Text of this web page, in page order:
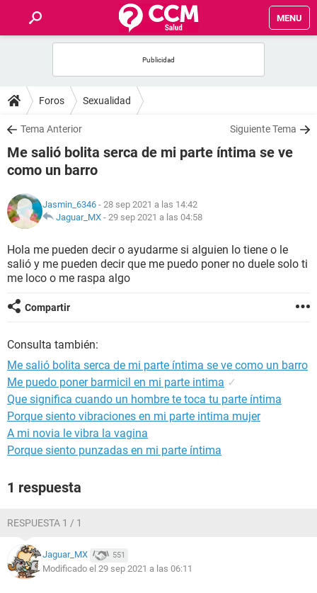
MENU
FOROS
SALUD
NUTRICIÓN
SEXUALIDAD
GLOSARIO
Foros Sexualidad
Tema Anterior Siguiente Tema
Me salió bolita serca de mi parte íntima se ve
como un barro
Jasmin_6346 - 28 sep 2021 a las 14:42
Jaguar_MX - 29 sep 2021 a las 04:58
Hola me pueden decir o ayudarme si alguien lo tiene o le
salió y me pueden decir que me puedo poner no duele solo ti
me loco o me raspa algo
Compartir
Consulta también:
Me salió bolita serca de mi parte íntima se ve como un barro
Me puedo poner barmicil en mi parte intima ✓
Que significa cuando un hombre te toca tu parte íntima
Porque siento vibraciones en mi parte intima mujer
A mi novia le vibra la vagina
Porque siento punzadas en mi parte íntima
1 respuesta
RESPUESTA 1 / 1
Jaguar_MX 551
Modificado el 29 sep 2021 a las 06:11